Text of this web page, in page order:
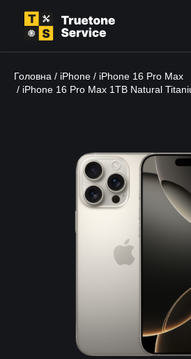
Головна / iPhone / iPhone 16 Pro Max
/ iPhone 16 Pro Max 1TB Natural